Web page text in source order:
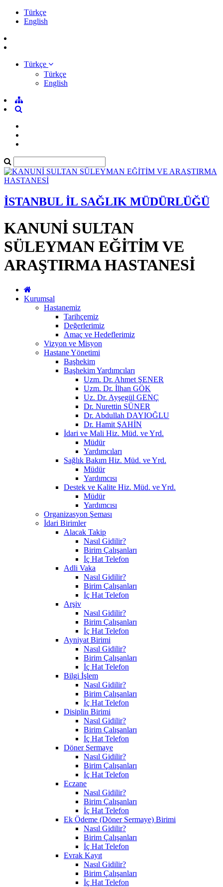
Türkçe
English
Türkçe
Türkçe
English
İSTANBUL İL SAĞLIK MÜDÜRLÜĞÜ
KANUNİ SULTAN
SÜLEYMAN EĞİTİM VE
ARAŞTIRMA HASTANESİ
Kurumsal
Hastanemiz
Tarihçemiz
Değerlerimiz
Amaç ve Hedeflerimiz
Vizyon ve Misyon
Hastane Yönetimi
Başhekim
Başhekim Yardımcıları
Uzm. Dr. Ahmet ŞENER
Uzm. Dr. İlhan GÖK
Uz. Dr. Ayşegül GENÇ
Dr. Nurettin SÜNER
Dr. Abdullah DAYIOĞLU
Dr. Hamit ŞAHİN
İdari ve Mali Hiz. Müd. ve Yrd.
Müdür
Yardımcıları
Sağlık Bakım Hiz. Müd. ve Yrd.
Müdür
Yardımcısı
Destek ve Kalite Hiz. Müd. ve Yrd.
Müdür
Yardımcısı
Organizasyon Şeması
İdari Birimler
Alacak Takip
Nasıl Gidilir?
Birim Çalışanları
İç Hat Telefon
Adli Vaka
Nasıl Gidilir?
Birim Çalışanları
İç Hat Telefon
Arşiv
Nasıl Gidilir?
Birim Çalışanları
İç Hat Telefon
Ayniyat Birimi
Nasıl Gidilir?
Birim Çalışanları
İç Hat Telefon
Bilgi İşlem
Nasıl Gidilir?
Birim Çalışanları
İç Hat Telefon
Disiplin Birimi
Nasıl Gidilir?
Birim Çalışanları
İç Hat Telefon
Döner Sermaye
Nasıl Gidilir?
Birim Çalışanları
İç Hat Telefon
Eczane
Nasıl Gidilir?
Birim Çalışanları
İç Hat Telefon
Ek Ödeme (Döner Sermaye) Birimi
Nasıl Gidilir?
Birim Çalışanları
İç Hat Telefon
Evrak Kayıt
Nasıl Gidilir?
Birim Çalışanları
İç Hat Telefon